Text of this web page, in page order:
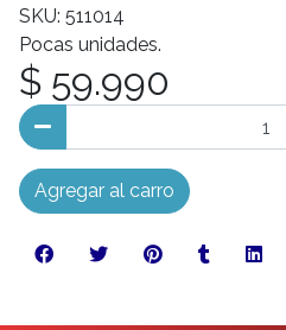
SKU: 511014
Pocas unidades.
$ 59.990
Agregar al carro